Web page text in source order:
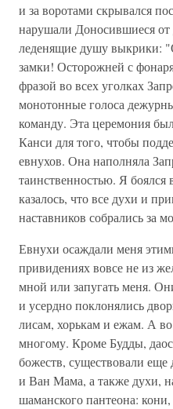
и за воротами скрывался
нарушали Доносившиеся
леденящие душу выкрики:
замки! Осторожней с
фразой во всех уголках
монотонные голоса
команду. Эта церемония
Канси для того, чтобы
евнухов. Она наполняла
таинственностью. Я
казалось, что все духи и
наставников собрались за
Евнухи осаждали меня
привидениях вовсе не из
мной или запугать меня.
и усердно поклонялись
лисам, хорькам и ежам. А
многому. Кроме Будды,
божеств, существовали
и Ван Мама, а также духи,
шаманского пантеона: